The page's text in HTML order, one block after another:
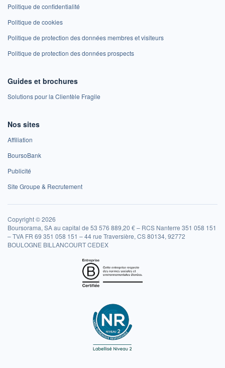
Politique de confidentialité
Politique de cookies
Politique de protection des données membres et visiteurs
Politique de protection des données prospects
Guides et brochures
Solutions pour la Clientèle Fragile
Nos sites
Affiliation
BoursoBank
Publicité
Site Groupe & Recrutement
Copyright © 2026
Boursorama, SA au capital de 53 576 889,20 € – RCS Nanterre 351 058 151
– TVA FR 69 351 058 151 – 44 rue Traversière, CS 80134, 92772
BOULOGNE BILLANCOURT CEDEX